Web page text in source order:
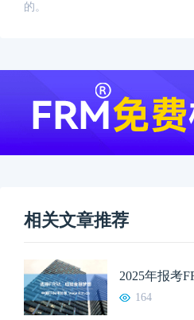
的。
相关文章推荐
2025年报考
164